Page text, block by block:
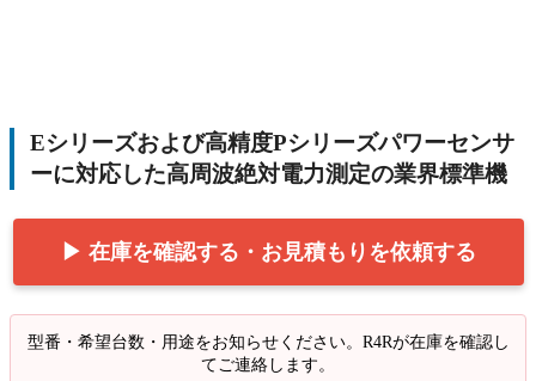
Eシリーズおよび高精度Pシリーズパワーセンサ
ーに対応した高周波絶対電力測定の業界標準機
▶ 在庫を確認する・お見積もりを依頼する
型番・希望台数・用途をお知らせください。R4Rが在庫を確認し
てご連絡します。